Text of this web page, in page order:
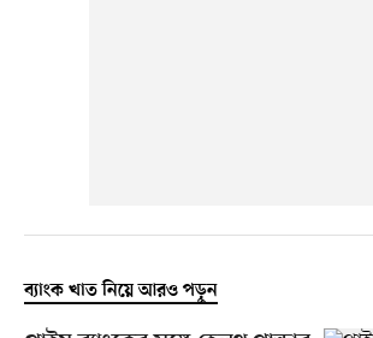
ব্যাংক খাত নিয়ে আরও পড়ুন